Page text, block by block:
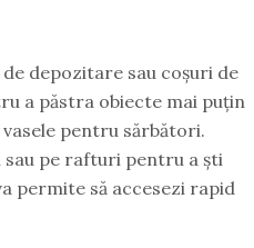
depozitare sau coșuri de
a păstra obiecte mai puțin
pentru sărbători.
sau pe rafturi pentru a ști
permite să accesezi rapid